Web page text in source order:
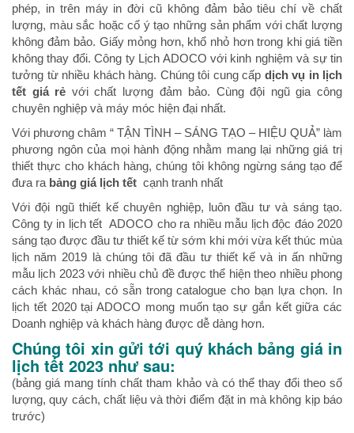
phép, in trên máy in đời cũ không đảm bảo tiêu chí về chất
lượng, màu sắc hoặc cố ý tạo những sản phẩm với chất lượng
không đảm bảo. Giấy mỏng hơn, khổ nhỏ hơn trong khi giá tiền
không thay đổi. Công ty Lịch ADOCO với kinh nghiệm và sự tin
tưởng từ nhiều khách hàng. Chúng tôi cung cấp dịch vụ in lịch
tết giá rẻ với chất lượng đảm bảo. Cùng đội ngũ gia công
chuyên nghiệp và máy móc hiện đại nhất.
Với phương châm “ TẬN TÌNH – SÁNG TẠO – HIỆU QUẢ” làm
phương ngôn của mọi hành động nhằm mang lại những giá trị
thiết thực cho khách hàng, chúng tôi không ngừng sáng tạo để
đưa ra bảng giá lịch tết cạnh tranh nhất
Với đội ngũ thiết kế chuyên nghiệp, luôn đầu tư và sáng tạo.
Công ty in lịch tết ADOCO cho ra nhiều mẫu lịch độc đáo 2020
sáng tạo được đầu tư thiết kế từ sớm khi mới vừa kết thúc mùa
lịch năm 2019 là chúng tôi đã đầu tư thiết kế và in ấn những
mẫu lịch 2023 với nhiều chủ đề được thể hiện theo nhiều phong
cách khác nhau, có sẵn trong catalogue cho bạn lựa chọn. In
lịch tết 2020 tại ADOCO mong muốn tạo sự gắn kết giữa các
Doanh nghiệp và khách hàng được dễ dàng hơn.
Chúng tôi xin gửi tới quý khách bảng giá in
lịch tết 2023 như sau:
(bảng giá mang tính chất tham khảo và có thể thay đổi theo số
lượng, quy cách, chất liệu và thời điểm đặt in mà không kịp báo
trước)